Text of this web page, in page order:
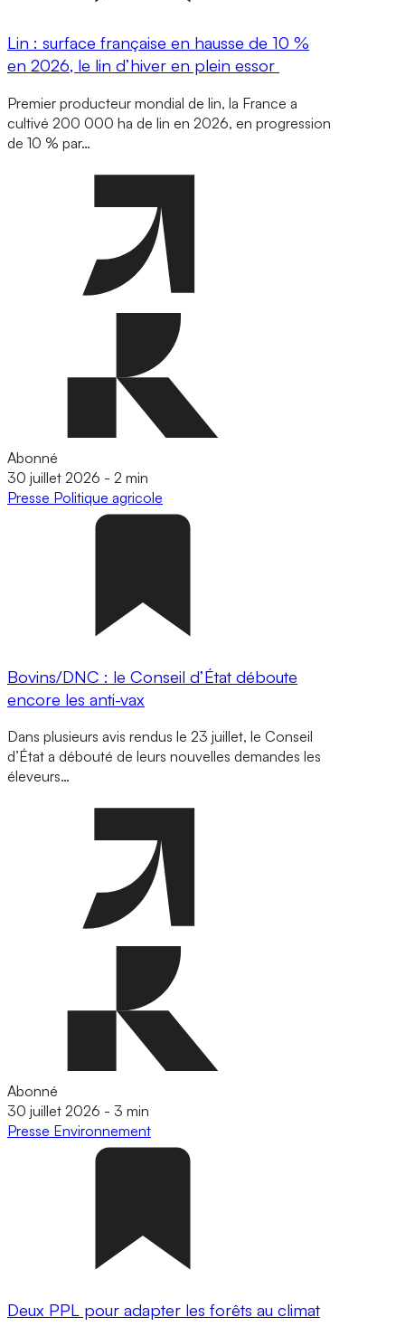
Lin : surface française en hausse de 10 %
en 2026, le lin d’hiver en plein essor
Premier producteur mondial de lin, la France a
cultivé 200 000 ha de lin en 2026, en progression
de 10 % par…
Abonné
30 juillet 2026 - 2 min
Presse Politique agricole
Bovins/DNC : le Conseil d’État déboute
encore les anti-vax
Dans plusieurs avis rendus le 23 juillet, le Conseil
d’État a débouté de leurs nouvelles demandes les
éleveurs…
Abonné
30 juillet 2026 - 3 min
Presse Environnement
Deux PPL pour adapter les forêts au climat